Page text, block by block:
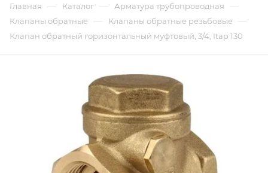
Главная — Каталог — Арматура трубопроводная —
Клапаны обратные — Клапаны обратные резьбовые —
Клапан обратный горизонтальный муфтовый, 3/4, Itap 130